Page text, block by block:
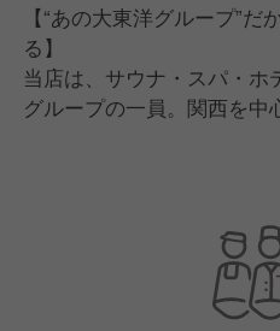
【“あの大東洋グループ”
る】
当店は、サウナ・スパ・
グループの一員。関西を中
ープならではの落ち着い